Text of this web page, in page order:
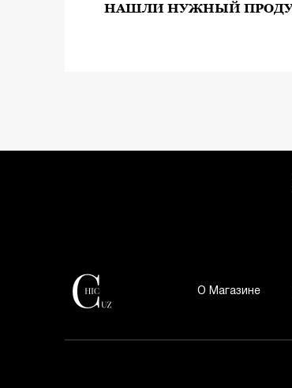
НАШЛИ НУЖНЫЙ
О Магазине